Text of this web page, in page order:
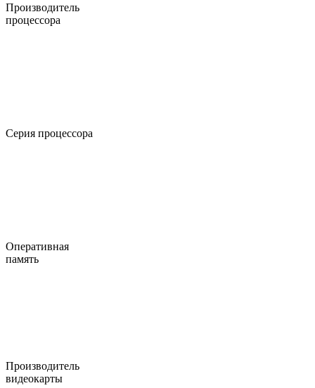
Производитель
процессора
Серия процессора
Оперативная
память
Производитель
видеокарты